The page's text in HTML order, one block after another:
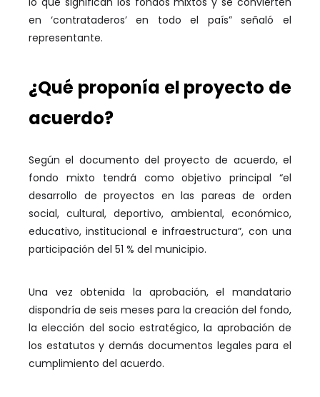
en ‘contrataderos’ en todo el país” señaló el
representante.
¿Qué proponía el proyecto de
acuerdo?
Según el documento del proyecto de acuerdo, el
fondo mixto tendrá como objetivo principal “el
desarrollo de proyectos en las pareas de orden
social, cultural, deportivo, ambiental, económico,
educativo, institucional e infraestructura”, con una
participación del 51 % del municipio.
Una vez obtenida la aprobación, el mandatario
dispondría de seis meses para la creación del fondo,
la elección del socio estratégico, la aprobación de
los estatutos y demás documentos legales para el
cumplimiento del acuerdo.